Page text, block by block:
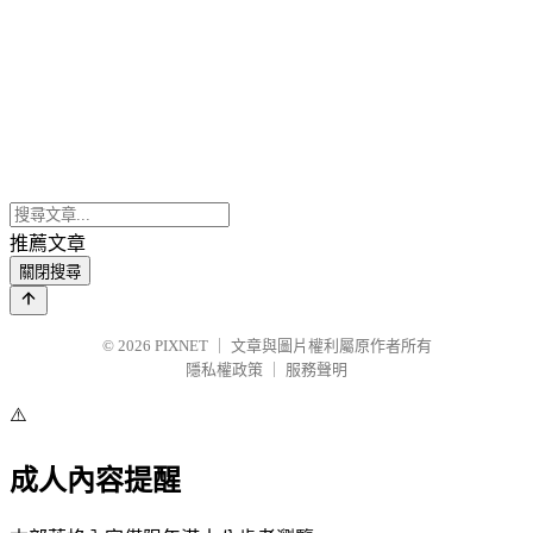
推薦文章
關閉搜尋
© 2026 PIXNET
文章與圖片權利屬原作者所有
隱私權政策
服務聲明
⚠️
成人內容提醒